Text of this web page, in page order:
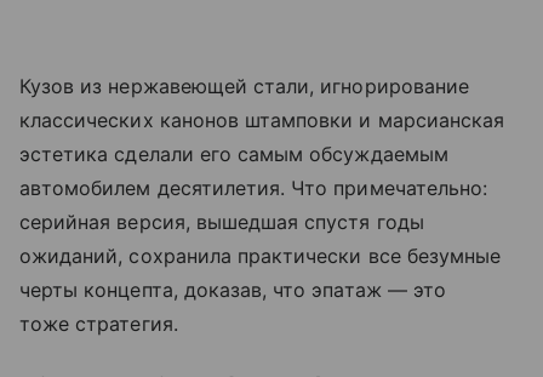
Кузов из нержавеющей стали, игнорирование
классических канонов штамповки и марсианская
эстетика сделали его самым обсуждаемым
автомобилем десятилетия. Что примечательно:
серийная версия, вышедшая спустя годы
ожиданий, сохранила практически все безумные
черты концепта, доказав, что эпатаж — это
тоже стратегия.